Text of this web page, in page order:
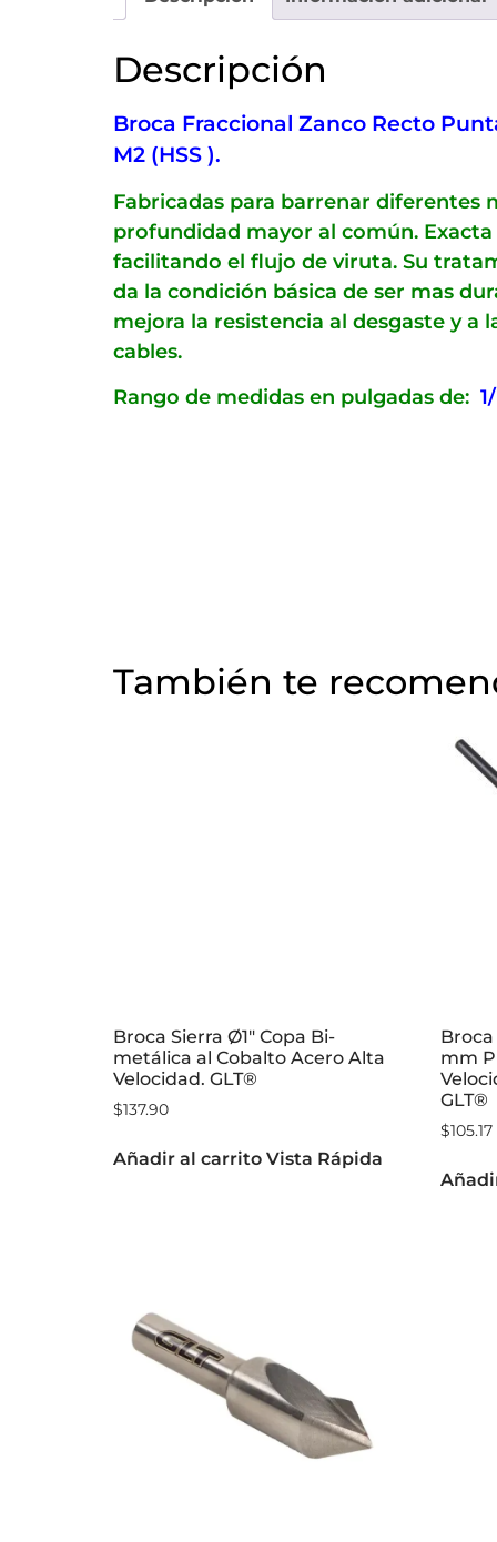
Descripción
Broca Fraccional Zanco Recto
M2 (HSS ).
Fabricadas para barrenar diferentes
profundidad mayor al común.
facilitando el flujo de viruta. Su
da la condición básica de ser mas
mejora la resistencia al desgaste y a
cables.
Rango de medidas en pulgadas de:
También te
Broca Sierra Ø1″ Copa Bi-
metálica al Cobalto Acero Alta
Velocidad. GLT®
$137.90
Añadir al carrito Vista Rápida
mm
GLT®
$105.17